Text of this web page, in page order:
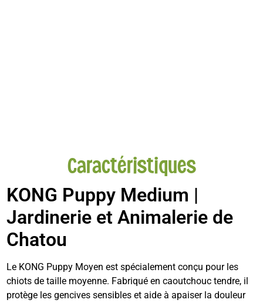
Caractéristiques
KONG Puppy Medium |
Jardinerie et Animalerie de
Chatou
Le KONG Puppy Moyen est spécialement conçu pour les
chiots de taille moyenne. Fabriqué en caoutchouc tendre, il
protège les gencives sensibles et aide à apaiser la douleur